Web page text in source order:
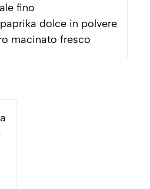
fino
dolce in polvere
macinato fresco